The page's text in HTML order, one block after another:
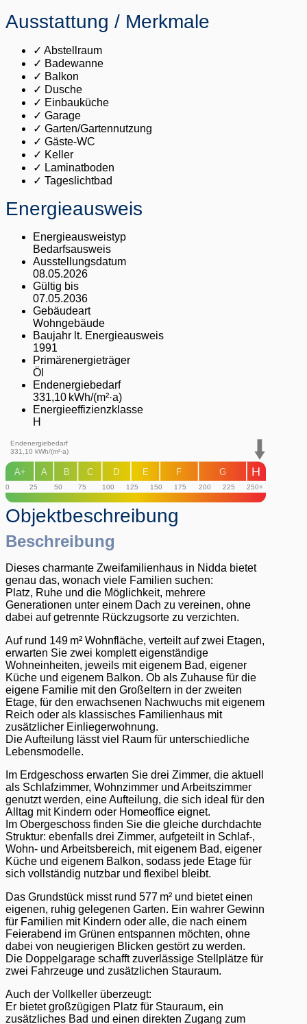
Ausstattung / Merkmale
✓ Abstellraum
✓ Badewanne
✓ Balkon
✓ Dusche
✓ Einbauküche
✓ Garage
✓ Garten/Gartennutzung
✓ Gäste-WC
✓ Keller
✓ Laminatboden
✓ Tageslichtbad
Energieausweis
Energieausweistyp
Bedarfs­ausweis
Ausstellungsdatum
08.05.2026
Gültig bis
07.05.2036
Gebäudeart
Wohngebäude
Baujahr lt. Energieausweis
1991
Primärenergieträger
Öl
Endenergie­bedarf
331,10 kWh/(m²·a)
Energie­effizienz­klasse
H
0 25 50 75 100 125 150 175 200 225 250+
G
F
E
D
C
B
A
A+ H
Endenergiebedarf
331,10 kWh/(m²·a)
Objekt­beschreibung
Beschreibung
Dieses charmante Zweifamilienhaus in Nidda bietet
genau das, wonach viele Familien suchen:
Platz, Ruhe und die Möglichkeit, mehrere
Generationen unter einem Dach zu vereinen, ohne
dabei auf getrennte Rückzugsorte zu verzichten.
Auf rund 149 m² Wohnfläche, verteilt auf zwei Etagen,
erwarten Sie zwei komplett eigenständige
Wohneinheiten, jeweils mit eigenem Bad, eigener
Küche und eigenem Balkon. Ob als Zuhause für die
eigene Familie mit den Großeltern in der zweiten
Etage, für den erwachsenen Nachwuchs mit eigenem
Reich oder als klassisches Familienhaus mit
zusätzlicher Einliegerwohnung.
Die Aufteilung lässt viel Raum für unterschiedliche
Lebensmodelle.
Im Erdgeschoss erwarten Sie drei Zimmer, die aktuell
als Schlafzimmer, Wohnzimmer und Arbeitszimmer
genutzt werden, eine Aufteilung, die sich ideal für den
Alltag mit Kindern oder Homeoffice eignet.
Im Obergeschoss finden Sie die gleiche durchdachte
Struktur: ebenfalls drei Zimmer, aufgeteilt in Schlaf-,
Wohn- und Arbeitsbereich, mit eigenem Bad, eigener
Küche und eigenem Balkon, sodass jede Etage für
sich vollständig nutzbar und flexibel bleibt.
Das Grundstück misst rund 577 m² und bietet einen
eigenen, ruhig gelegenen Garten. Ein wahrer Gewinn
für Familien mit Kindern oder alle, die nach einem
Feierabend im Grünen entspannen möchten, ohne
dabei von neugierigen Blicken gestört zu werden.
Die Doppelgarage schafft zuverlässige Stellplätze für
zwei Fahrzeuge und zusätzlichen Stauraum.
Auch der Vollkeller überzeugt:
Er bietet großzügigen Platz für Stauraum, ein
zusätzliches Bad und einen direkten Zugang zum